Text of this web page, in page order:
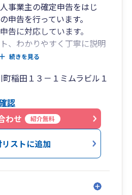
事業主の確定申告をはじ
申告を行っています。
告に対応しています。
、わかりやすく丁寧に説明
ます。
ンナー1級技能士が常時在
続きを見る
稲田１３－１ミムラビル１
認
わせ
紹介無料
ストに追加